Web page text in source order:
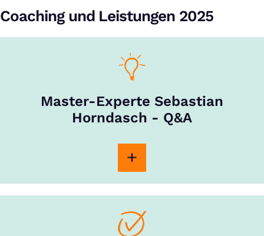
Coaching und Leistungen 2025
Master-Experte Sebastian
Horndasch - Q&A